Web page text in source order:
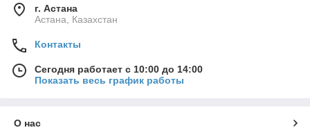
г. Астана
Астана, Казахстан
Контакты
Сегодня работает с 10:00 до 14:00
Показать весь график работы
О нас